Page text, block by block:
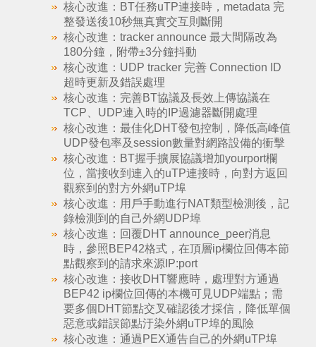
核心改進：BT任務uTP連接時，metadata 完
整發送後10秒無真實交互則斷開
核心改進：tracker announce 最大間隔改為
180分鐘，附帶±3分鐘抖動
核心改進：UDP tracker 完善 Connection ID
超時更新及錯誤處理
核心改進：完善BT協議及長效上傳協議在
TCP、UDP連入時的IP過濾器斷開處理
核心改進：最佳化DHT發包控制，降低高峰值
UDP發包率及session數量對網路設備的衝擊
核心改進：BT握手擴展協議增加yourport欄
位，當接收到連入的uTP連接時，向對方返回
觀察到的對方外網uTP埠
核心改進：用戶手動進行NAT類型檢測後，記
錄檢測到的自己外網UDP埠
核心改進：回覆DHT announce_peer消息
時，參照BEP42格式，在頂層ip欄位回傳本節
點觀察到的請求來源IP:port
核心改進：接收DHT響應時，處理對方通過
BEP42 ip欄位回傳的本機可見UDP端點；需
要多個DHT節點交叉確認後才採信，降低單個
惡意或錯誤節點汙染外網uTP埠的風險
核心改進：通過PEX通告自己的外網uTP埠